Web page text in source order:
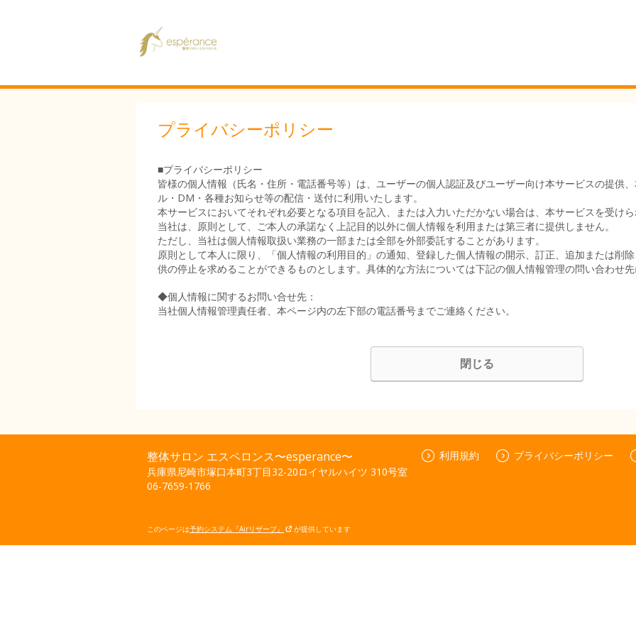
プライバシーポリシー
■プライバシーポリシー
皆様の個人情報（氏名・住所・電話番号等）は、ユーザーの個人認証及びユーザー向け本サービスの提供
ル・DM・各種お知らせ等の配信・送付に利用いたします。
本サービスにおいてそれぞれ必要となる項目を記入、または入力いただかない場合は、本サービスを受けら
当社は、原則として、ご本人の承諾なく上記目的以外に個人情報を利用または第三者に提供しません。
ただし、当社は個人情報取扱い業務の一部または全部を外部委託することがあります。
原則として本人に限り、「個人情報の利用目的」の通知、登録した個人情報の開示、訂正、追加または削
供の停止を求めることができるものとします。具体的な方法については下記の個人情報管理の問い合わせ
◆個人情報に関するお問い合せ先：
当社個人情報管理責任者、本ページ内の左下部の電話番号までご連絡ください。
閉じる
整体サロン エスペロンス〜esperance〜
兵庫県尼崎市塚口本町3丁目32-20ロイヤルハイツ 310号室
06-7659-1766
利用規約 プライバシーポリシー
このページは予約システム『Airリザーブ』 が提供しています